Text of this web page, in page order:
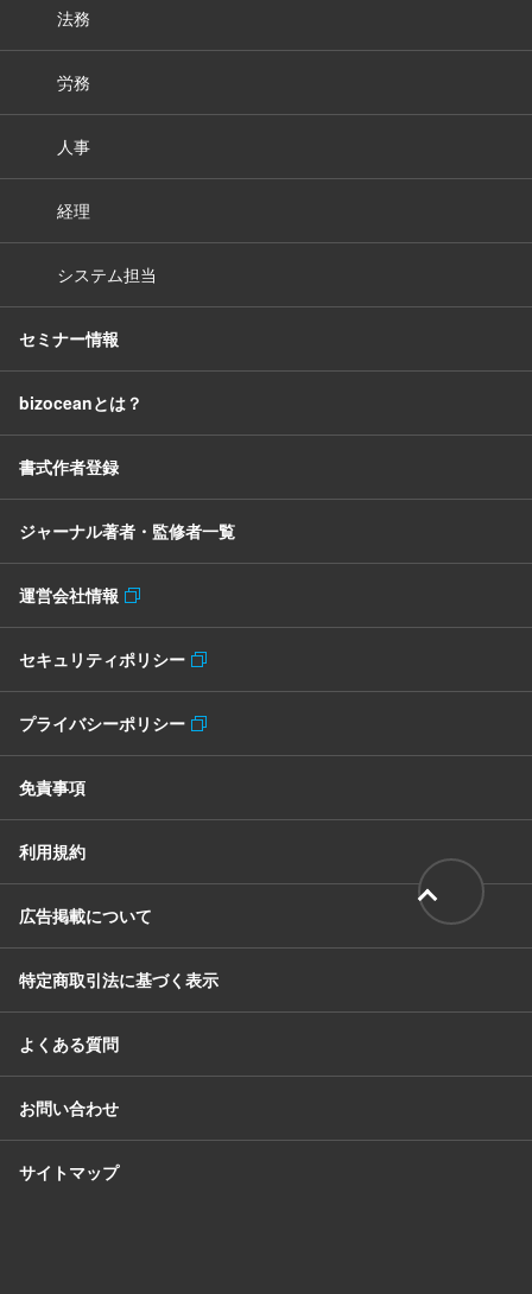
法務
労務
人事
経理
システム担当
セミナー情報
bizoceanとは？
書式作者登録
ジャーナル著者・監修者一覧
運営会社情報
セキュリティポリシー
プライバシーポリシー
免責事項
利用規約
広告掲載について
特定商取引法に基づく表示
よくある質問
お問い合わせ
サイトマップ